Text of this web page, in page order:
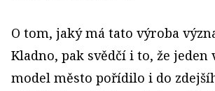
O tom, jaký má tato výroba
Kladno, pak svědčí i to, že jeden
model město pořídilo i do